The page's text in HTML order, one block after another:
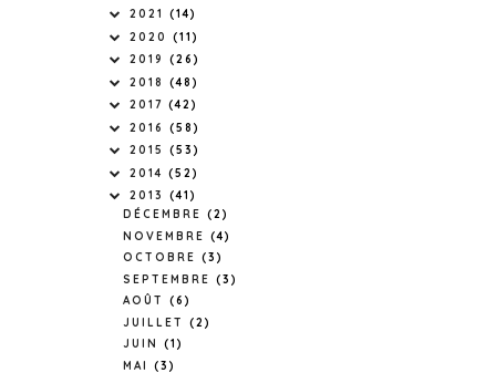
2021 (14)
2020 (11)
2019 (26)
2018 (48)
2017 (42)
2016 (58)
2015 (53)
2014 (52)
2013 (41)
DÉCEMBRE (2)
NOVEMBRE (4)
OCTOBRE (3)
SEPTEMBRE (3)
AOÛT (6)
JUILLET (2)
JUIN (1)
MAI (3)